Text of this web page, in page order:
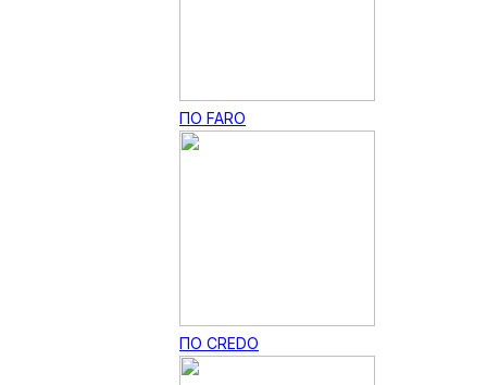
ПО FARO
ПО CREDO